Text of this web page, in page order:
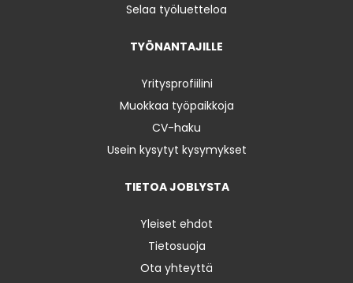
Selaa työluetteloa
TYÖNANTAJILLE
Yritysprofiilini
Muokkaa työpaikkoja
CV-haku
Usein kysytyt kysymykset
TIETOA JOBLYSTA
Yleiset ehdot
Tietosuoja
Ota yhteyttä